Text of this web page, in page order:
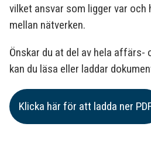
vilket ansvar som ligger var
mellan nätverken.
Önskar du at del av hela affärs-
kan du läsa eller laddar
Klicka här för att ladda ner